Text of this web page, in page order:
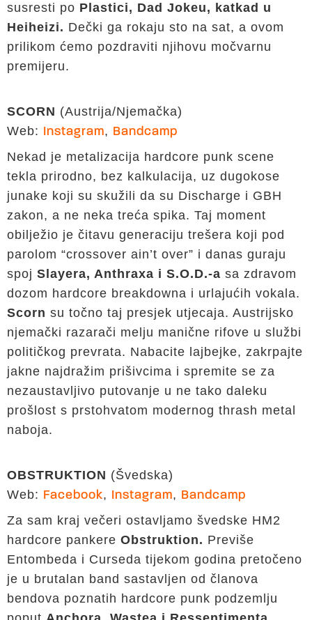
susresti po Plastici, Dad Jokeu, katkad u
Heiheizi. Dečki ga rokaju sto na sat, a ovom
prilikom ćemo pozdraviti njihovu močvarnu
premijeru.
SCORN (Austrija/Njemačka)
Web: Instagram, Bandcamp
Nekad je metalizacija hardcore punk scene
tekla prirodno, bez kalkulacija, uz dugokose
junake koji su skužili da su Discharge i GBH
zakon, a ne neka treća spika. Taj moment
obilježio je čitavu generaciju trešera koji pod
parolom “crossover ain’t over” i danas guraju
spoj Slayera, Anthraxa i S.O.D.-a sa zdravom
dozom hardcore breakdowna i urlajućih vokala.
Scorn su točno taj presjek utjecaja. Austrijsko
njemački razarači melju manične rifove u službi
političkog prevrata. Nabacite lajbejke, zakrpajte
jakne najdražim prišivcima i spremite se za
nezaustavljivo putovanje u ne tako daleku
prošlost s prstohvatom modernog thrash metal
naboja.
OBSTRUKTION (Švedska)
Web: Facebook, Instagram, Bandcamp
Za sam kraj večeri ostavljamo švedske HM2
hardcore pankere Obstruktion. Previše
Entombeda i Curseda tijekom godina pretočeno
je u brutalan band sastavljen od članova
bendova poznatih hardcore punk podzemlju